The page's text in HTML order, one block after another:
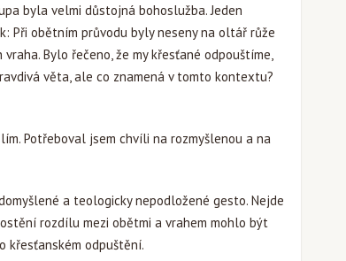
byla velmi důstojná bohoslužba. Jeden
Při obětním průvodu byly neseny na oltář růže
Bylo řečeno, že my křesťané odpouštíme,
věta, ale co znamená v tomto kontextu?
Potřeboval jsem chvíli na rozmyšlenou a na
a teologicky nepodložené gesto. Nejde
rozdílu mezi obětmi a vrahem mohlo být
křesťanském odpuštění.